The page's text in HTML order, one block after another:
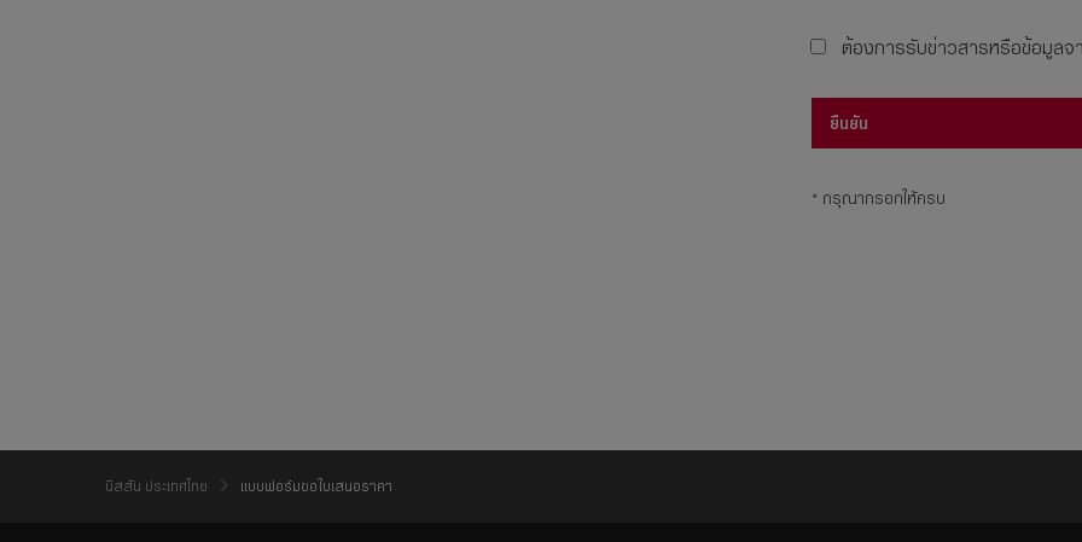
ต้องการรับข่าวสารหรือข้อมูลจ
ยืนยัน
* กรุณากรอกให้ครบ
นิสสัน ประเทศไทย แบบฟอร์มขอใบเสนอราคา